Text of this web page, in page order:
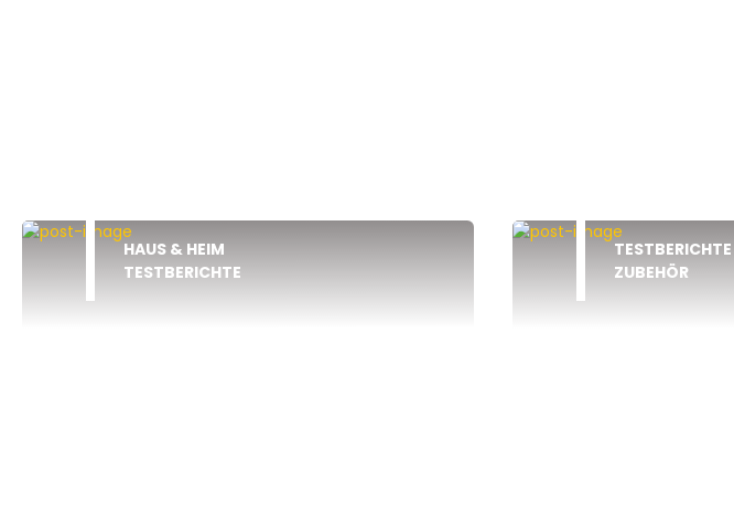
HAUS & HEIM
TESTBERICHTE
TESTBERICHTE
ZUBEHÖR